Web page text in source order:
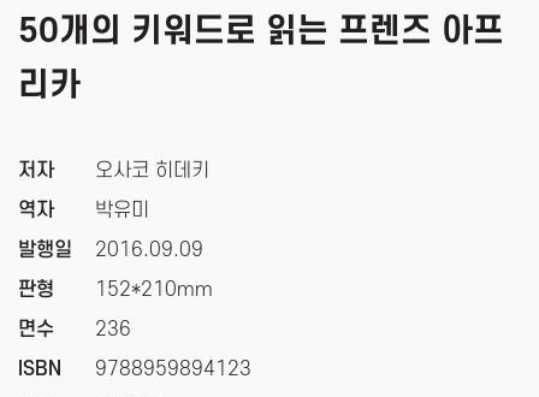
50개의 키워드로 읽는 프렌즈 아프
리카
저자
역자
발행일
판형
면수
ISBN
오사코 히데키
박유미
2016.09.09
152*210mm
236
9788959894123